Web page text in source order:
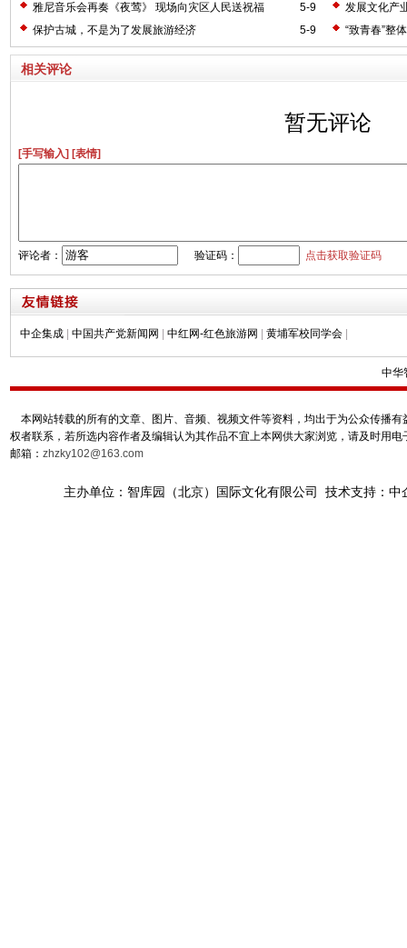
5-9
雅尼音乐会再奏《夜莺》 现场向灾区人民送祝福
发展文化产
5-9
保护古城，不是为了发展旅游经济 “致青春”整
相关评论
暂无评论
[手写输入] [表情]
评论者： 验证码： 点击获取验证码
中企集成 中国共产党新闻网 中红网-红色旅游网 黄埔军校同学会
中华
本网站转载的所有的文章、图片、音频、视频文件等资料，均出于为公众传播
权者联系，若所选内容作者及编辑认为其作品不宜上本网供大家浏览，请及时用
邮箱： zhzky102@163.com
主办单位：智库园（北京）国际文化有限公司 技术支持：